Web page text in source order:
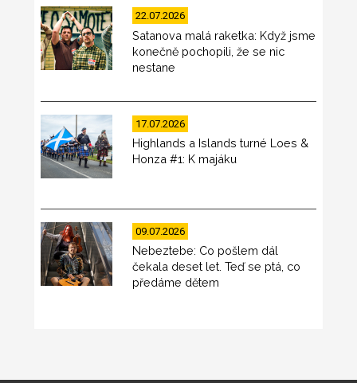
22.07.2026
Satanova malá raketka: Když jsme
konečně pochopili, že se nic
nestane
17.07.2026
Highlands a Islands turné Loes &
Honza #1: K majáku
09.07.2026
Nebeztebe: Co pošlem dál
čekala deset let. Teď se ptá, co
předáme dětem